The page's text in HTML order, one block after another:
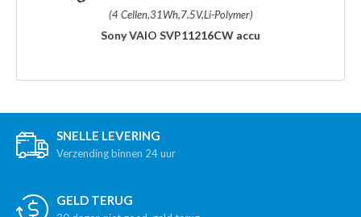
(4 Cellen,31Wh,7.5V,Li-Polymer)
Sony VAIO SVP11216CW accu
SNELLE LEVERING
Verzending binnen 24 uur
GELD TERUG